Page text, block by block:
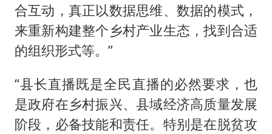
合互动，真正以数据思维、数据的模式，
来重新构建整个乡村产业生态，找到合适
的组织形式等。”
“县长直播既是全民直播的必然要求，也
是政府在乡村振兴、县域经济高质量发展
阶段，必备技能和责任。特别是在脱贫攻